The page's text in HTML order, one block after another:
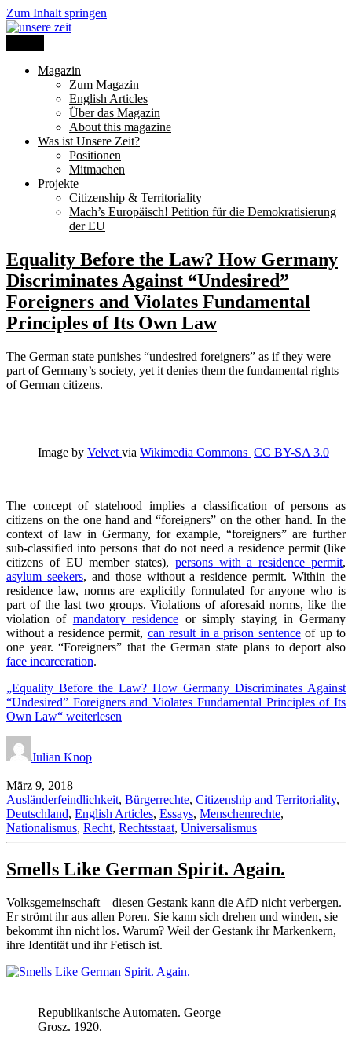
Zum Inhalt springen
unsere zeit
Magazin
Zum Magazin
English Articles
Über das Magazin
About this magazine
Was ist Unsere Zeit?
Positionen
Mitmachen
Projekte
Citizenship & Territoriality
Mach’s Europäisch! Petition für die Demokratisierung
der EU
Equality Before the Law? How Germany
Discriminates Against “Undesired”
Foreigners and Violates Fundamental
Principles of Its Own Law
The German state punishes “undesired foreigners” as if they were
part of Germany’s society, yet it denies them the fundamental rights
of German citizens.
Image by Velvet via Wikimedia Commons CC BY-SA 3.0
The concept of statehood implies a classification of persons as
citizens on the one hand and “foreigners” on the other hand. In the
context of law in Germany, for example, “foreigners” are further
sub-classified into persons that do not need a residence permit (like
citizens of EU member states), persons with a residence permit,
asylum seekers, and those without a residence permit. Within the
residence law, norms are explicitly formulated for anyone who is
part of the last two groups. Violations of aforesaid norms, like the
violation of mandatory residence or simply staying in Germany
without a residence permit, can result in a prison sentenceof up to
one year. “Foreigners” that the German state plans to deport also
face incarceration.
„Equality Before the Law? How Germany Discriminates Against
“Undesired” Foreigners and Violates Fundamental Principles of Its
Own Law“ weiterlesen
Julian Knop
März 9, 2018
Ausländerfeindlichkeit, Bürgerrechte, Citizenship and Territoriality,
Deutschland, English Articles, Essays, Menschenrechte,
Nationalismus, Recht, Rechtsstaat, Universalismus
Smells Like German Spirit. Again.
Volksgemeinschaft – diesen Gestank kann die AfD nicht verbergen.
Er strömt ihr aus allen Poren. Sie kann sich drehen und winden, sie
bekommt ihn nicht los. Warum? Weil der Gestank ihr Markenkern,
ihre Identität und ihr Fetisch ist.
Republikanische Automaten. George
Grosz. 1920.